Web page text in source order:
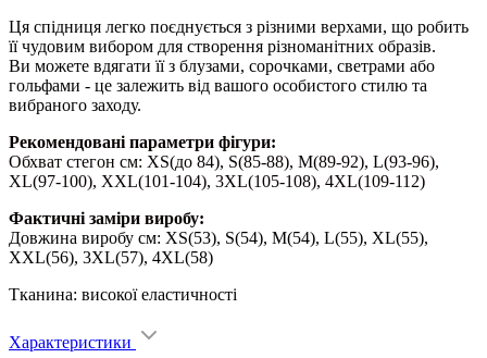
Ця спідниця легко поєднується з різними верхами, що робить
її чудовим вибором для створення різноманітних образів.
Ви можете вдягати її з блузами, сорочками, светрами або
гольфами - це залежить від вашого особистого стилю та
вибраного заходу.
Рекомендовані параметри фігури:
Обхват стегон см: XS(до 84), S(85-88), M(89-92), L(93-96),
XL(97-100), XXL(101-104), 3XL(105-108), 4XL(109-112)
Фактичні заміри виробу:
Довжина виробу см: XS(53), S(54), M(54), L(55), XL(55),
XXL(56), 3XL(57), 4XL(58)
Тканина: високої еластичності
Характеристики